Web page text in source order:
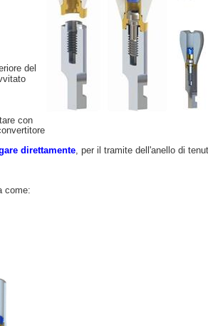
del
con
direttamente, per il tramite dell'anello di
come: